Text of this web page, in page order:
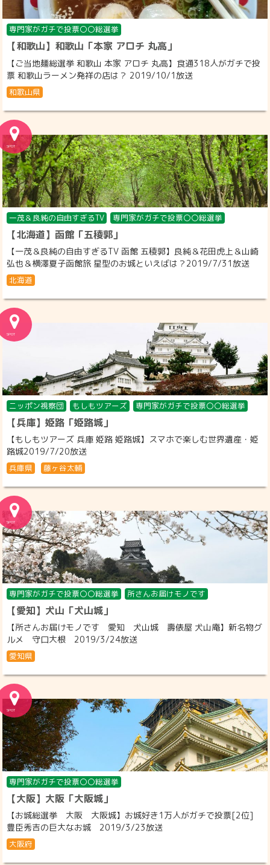
専門家がガチで投票〇〇総選挙
【和歌山】和歌山「本家 アロチ 丸高」
【ご当地麺総選挙 和歌山 本家 アロチ 丸高】食通318人がガチで投
票 和歌山ラーメン発祥の店は？ 2019/10/1放送
和歌山県
一茂＆良純の自由すぎるTV 専門家がガチで投票〇〇総選挙
【北海道】函館「五稜郭」
【一茂＆良純の自由すぎるTV 函館 五稜郭】良純＆花田虎上＆山崎
弘也＆横澤夏子函館旅 星型のお城といえばは？2019/7/31放送
北海道
ニッポン視察団 もしもツアーズ 専門家がガチで投票〇〇総選挙
【兵庫】姫路「姫路城」
【もしもツアーズ 兵庫 姫路 姫路城】スマホで楽しむ世界遺産・姫
路城2019/7/20放送
兵庫県 藤ヶ谷太輔
専門家がガチで投票〇〇総選挙 所さんお届けモノです
【愛知】犬山「犬山城」
【所さんお届けモノです 愛知 犬山城 壽俵屋 犬山庵】新名物グ
ルメ 守口大根 2019/3/24放送
愛知県
専門家がガチで投票〇〇総選挙
【大阪】大阪「大阪城」
【お城総選挙 大阪 大阪城】お城好き1万人がガチで投票[2位]
豊臣秀吉の巨大なお城 2019/3/23放送
大阪府